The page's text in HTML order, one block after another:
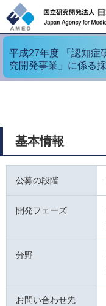
平成27年度 「認知症
究開発事業」に係る
基本情報
公募の段階
開発フェーズ
分野
お問い合わせ先